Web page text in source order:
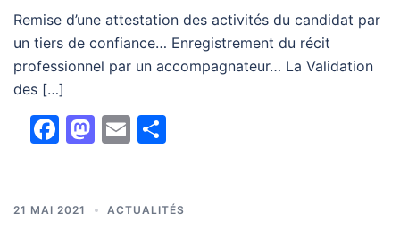
Remise d’une attestation des activités du candidat par
un tiers de confiance… Enregistrement du récit
professionnel par un accompagnateur… La Validation
des […]
Facebook
Mastodon
Email
21 MAI 2021 ACTUALITÉS